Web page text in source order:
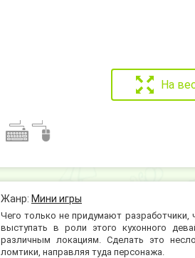
На
Жанр: Мини игры
Чего только не придумают
выступать в роли этого кухонного
различным локациям. Сделать это
ломтики, направляя туда персонажа.